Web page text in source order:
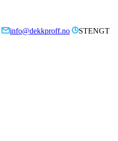
info@dekkproff.no
STENGT